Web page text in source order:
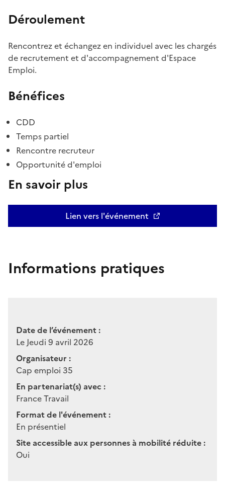
Déroulement
Rencontrez et échangez en individuel avec les chargés
de recrutement et d'accompagnement d'Espace
Emploi.
Bénéfices
CDD
Temps partiel
Rencontre recruteur
Opportunité d'emploi
En savoir plus
Lien vers l'événement
Informations pratiques
Date de l’événement :
Le Jeudi 9 avril 2026
Organisateur :
Cap emploi 35
En partenariat(s) avec :
France Travail
Format de l'événement :
En présentiel
Site accessible aux personnes à mobilité réduite :
Oui